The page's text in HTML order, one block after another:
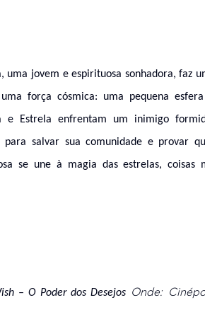
uma jovem e espirituosa sonhadora, faz
força cósmica: uma pequena
e Estrela enfrentam um inimigo
para salvar sua comunidade eprovar
se une à magia das estrelas, coisas
– O Poder dos Desejos Onde: